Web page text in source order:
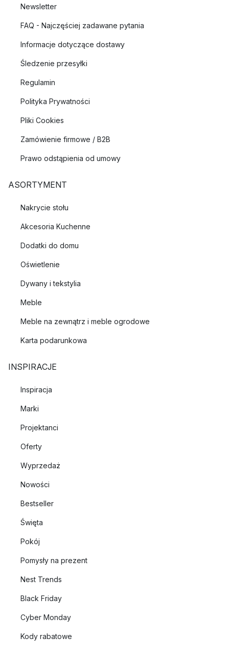
Newsletter
FAQ - Najczęściej zadawane pytania
Informacje dotyczące dostawy
Śledzenie przesyłki
Regulamin
Polityka Prywatności
Pliki Cookies
Zamówienie firmowe / B2B
Prawo odstąpienia od umowy
ASORTYMENT
Nakrycie stołu
Akcesoria Kuchenne
Dodatki do domu
Oświetlenie
Dywany i tekstylia
Meble
Meble na zewnątrz i meble ogrodowe
Karta podarunkowa
INSPIRACJE
Inspiracja
Marki
Projektanci
Oferty
Wyprzedaż
Nowości
Bestseller
Święta
Pokój
Pomysły na prezent
Nest Trends
Black Friday
Cyber Monday
Kody rabatowe